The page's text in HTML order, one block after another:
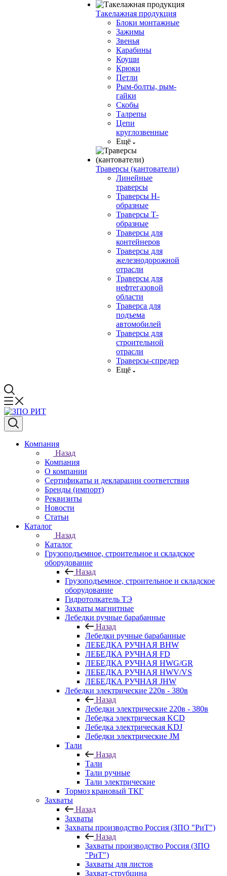
Такелажная продукция
Блоки монтажные
Зажимы
Звенья
Карабины
Коуши
Крюки
Петли
Рым-болты, рым-
гайки
Скобы
Талрепы
Цепи
круглозвенные
Ещё
Траверсы (кантователи)
Линейные
траверсы
Траверсы Н-
образные
Траверсы Т-
образные
Траверсы для
контейнеров
Траверсы для
железнодорожной
отрасли
Траверсы для
нефтегазовой
области
Траверса для
подъема
автомобилей
Траверсы для
строительной
отрасли
Траверсы-спредер
Ещё
Компания
Назад
Компания
О компании
Сертификаты и декларации соответствия
Бренды (импорт)
Реквизиты
Новости
Статьи
Каталог
Назад
Каталог
Грузоподъемное, строительное и складское
оборудование
Назад
Грузоподъемное, строительное и складское
оборудование
Гидротолкатель ТЭ
Захваты магнитные
Лебедки ручные барабанные
Назад
Лебедки ручные барабанные
ЛЕБЕДКА РУЧНАЯ BHW
ЛЕБЕДКА РУЧНАЯ FD
ЛЕБЕДКА РУЧНАЯ HWG/GR
ЛЕБЕДКА РУЧНАЯ HWV/VS
ЛЕБЕДКА РУЧНАЯ JHW
Лебедки электрические 220в - 380в
Назад
Лебедки электрические 220в - 380в
Лебедка электрическая KCD
Лебедка электрическая KDJ
Лебедки электрические JM
Тали
Назад
Тали
Тали ручные
Тали электрические
Тормоз крановый ТКГ
Захваты
Назад
Захваты
Захваты производство Россия (ЗПО "РиТ")
Назад
Захваты производство Россия (ЗПО
"РиТ")
Захваты для листов
Захват-струбцина